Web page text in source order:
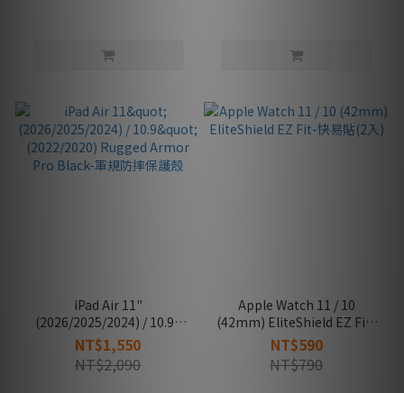
iPad Air 11"
(2026/2025/2024) / 10.9"
(2022/2020) Rugged Armor
Pro Black-軍規防摔保護殼
NT$1,550
NT$2,090
Apple Watch 11 / 10
(42mm) EliteShield EZ Fit-
快易貼(2入)
NT$590
NT$790